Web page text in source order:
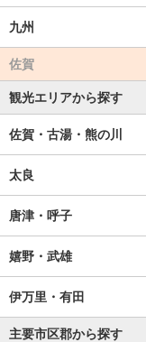
九州
佐賀
観光エリアから探す
佐賀・古湯・熊の川
太良
唐津・呼子
嬉野・武雄
伊万里・有田
主要市区郡から探す